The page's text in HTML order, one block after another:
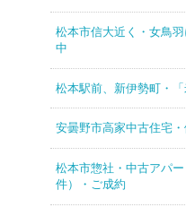
松本市信大近く・女鳥
中
松本駅前、新伊勢町・
安曇野市高家中古住宅
松本市惣社・中古アパ
件）・ご成約